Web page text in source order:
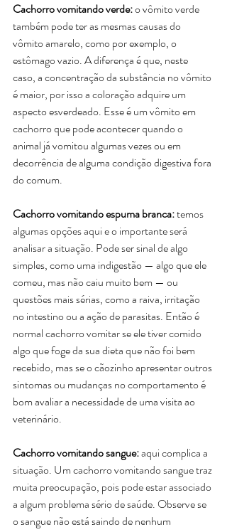
Cachorro vomitando verde: o vômito verde
também pode ter as mesmas causas do
vômito amarelo, como por exemplo, o
estômago vazio. A diferença é que, neste
caso, a concentração da substância no vômito
é maior, por isso a coloração adquire um
aspecto esverdeado. Esse é um vômito em
cachorro que pode acontecer quando o
animal já vomitou algumas vezes ou em
decorrência de alguma condição digestiva fora
do comum.
Cachorro vomitando espuma branca: temos
algumas opções aqui e o importante será
analisar a situação. Pode ser sinal de algo
simples, como uma indigestão — algo que ele
comeu, mas não caiu muito bem — ou
questões mais sérias, como a raiva, irritação
no intestino ou a ação de parasitas. Então é
normal cachorro vomitar se ele tiver comido
algo que foge da sua dieta que não foi bem
recebido, mas se o cãozinho apresentar outros
sintomas ou mudanças no comportamento é
bom avaliar a necessidade de uma visita ao
veterinário.
Cachorro vomitando sangue: aqui complica a
situação. Um cachorro vomitando sangue traz
muita preocupação, pois pode estar associado
a algum problema sério de saúde. Observe se
o sangue não está saindo de nenhum